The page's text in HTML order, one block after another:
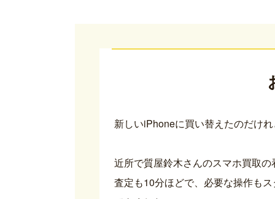
新しいiPhoneに買い替えたのだけ
近所で質屋鈴木さんのスマホ買取
査定も10分ほどで、必要な操作も